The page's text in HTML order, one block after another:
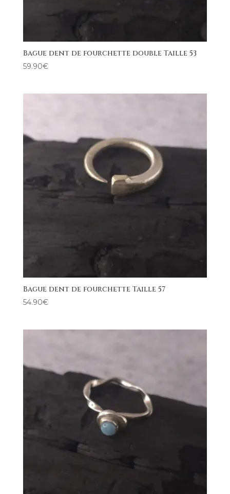
Bague dent de fourchette double Taille 53
59.90€
Bague dent de fourchette Taille 57
54.90€